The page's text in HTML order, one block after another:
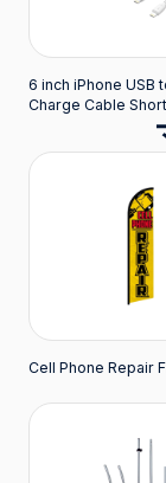
6 inch iPhone USB
Charge Cable Short
Cell Phone Repair